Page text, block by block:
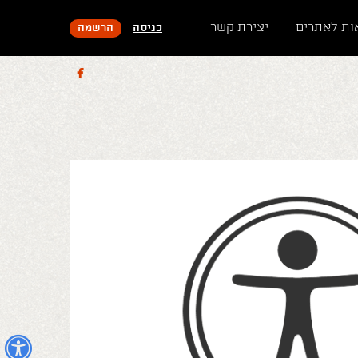
כניסה הרשמה לאתרים יצירת קשר
